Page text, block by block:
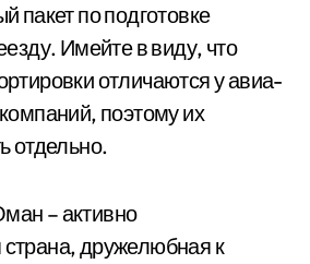
пакет по подготовке
Имейте в виду, что
отличаются у авиа-
поэтому их
отдельно.
– активно
дружелюбная к